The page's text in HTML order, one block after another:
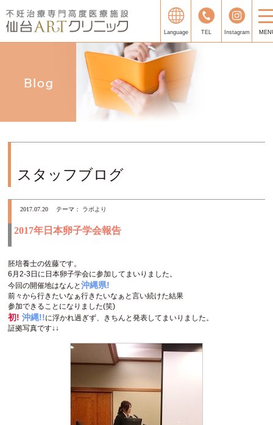
Language TEL Instagram
スタッフブログ
2017.07.20 テーマ： ラボより
2017年日本卵子学会報告
胚培養士の佐藤です。
6月2-3日に日本卵子学会に参加してまいりました。
今回の開催地はなんと沖縄県!
前々から行きたいなぁ行きたいなぁと言い続けた結果
参加できることになりました(笑)
初!沖縄!!に浮かれ過ぎず、きちんと発表してまいりました。
証拠写真です↓↓